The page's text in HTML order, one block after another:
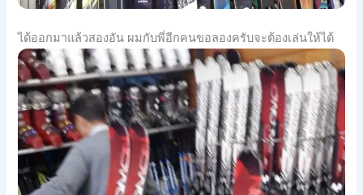
ได้ออกมาแล้วสองอัน ผมกับพี่อีกคนขอลองครับจะต้องเล่นให้ได้